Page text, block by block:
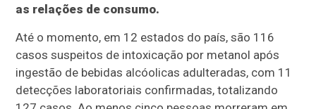
as relações de consumo.
Até o momento, em 12 estados do país, são 116
casos suspeitos de intoxicação por metanol após
ingestão de bebidas alcóolicas adulteradas, com 11
detecções laboratoriais confirmadas, totalizando